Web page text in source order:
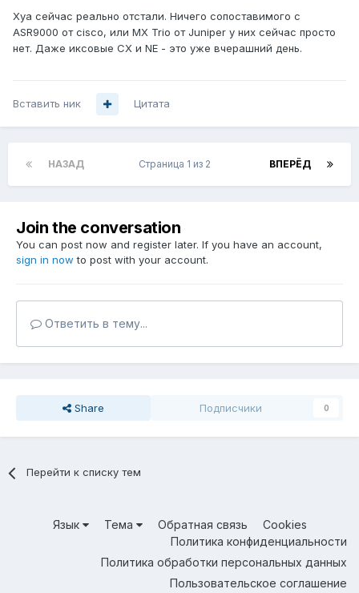
Хуа сейчас реально отстали. Ничего сопоставимого с
ASR9000 от cisco, или MX Trio от Juniper у них сейчас просто
нет. Даже иксовые CX и NE - это уже вчерашний день.
Вставить ник Цитата
НАЗАД ВПЕРЁД
Страница 1 из 2
Join the conversation
You can post now and register later. If you have an account,
sign in now to post with your account.
Ответить в тему...
Share Подписчики 0
Перейти к списку тем
Язык Тема Обратная связь
Cookies
Политика конфиденциальности
Политика обработки персональных данных
Пользовательское соглашение